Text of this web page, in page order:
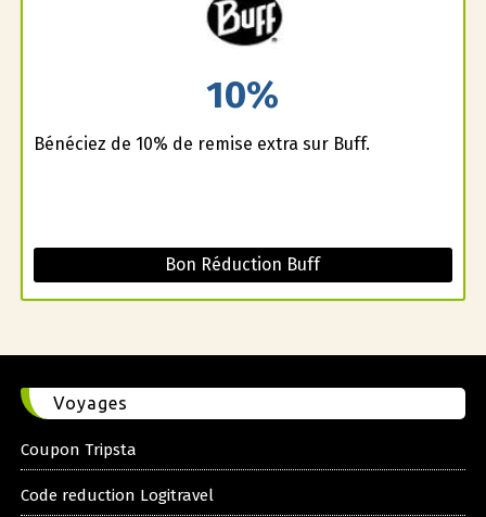
10%
Bénéficiez de 10% de remise extra sur Buff.
Bon Réduction Buff
Voyages
Coupon Tripsta
Code reduction Logitravel